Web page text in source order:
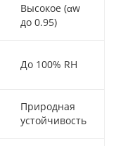
Высокое (αw
до 0.95)
До 100% RH
Природная
устойчивость